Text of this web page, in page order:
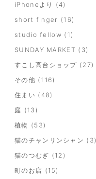
iPhoneより
(4)
short finger (16)
studio fellow (1)
SUNDAY MARKET (3)
すこし高台ショップ (27)
その他 (116)
住まい (48)
庭 (13)
植物 (53)
猫のチャンリンシャン (3)
猫のつむぎ (12)
町のお店 (15)